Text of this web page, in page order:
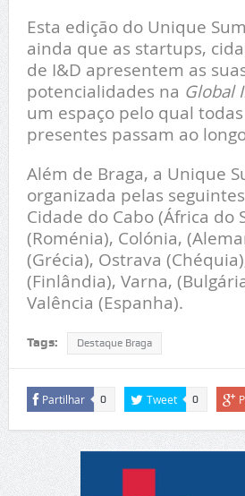
Esta edição do Unique
ainda que as startups,
de I&D apresentem as
potencialidades na Global
um espaço pelo qual
presentes passam ao
Além de Braga, a Unique
organizada pelas
Cidade do Cabo (África do
(Roménia), Colónia,
(Grécia), Ostrava
(Finlândia), Varna,
Valência (Espanha).
Tags: Destaque Braga
Partilhar 0 Tweet 0